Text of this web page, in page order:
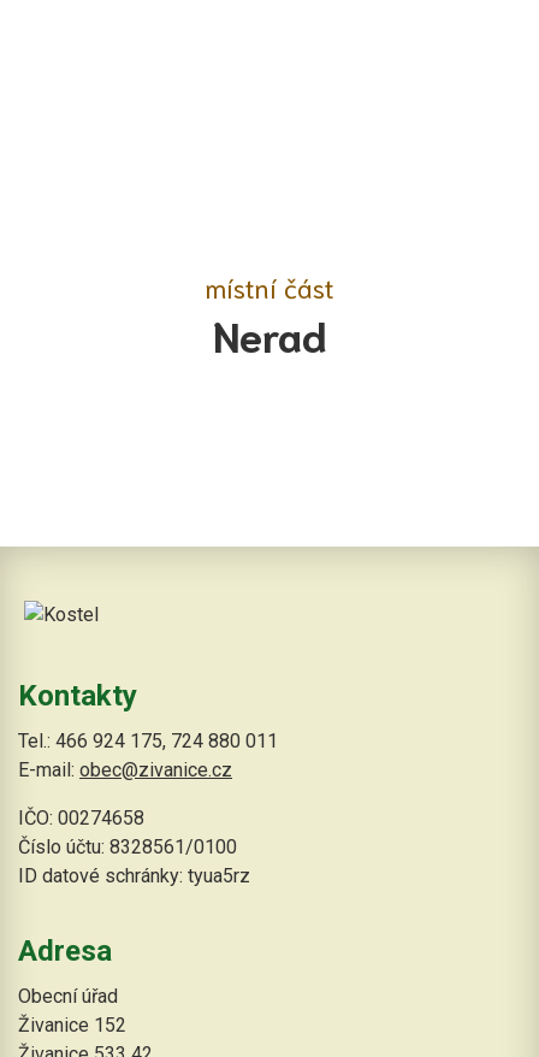
místní část
Nerad
Kontakty
Tel.: 466 924 175, 724 880 011
E-mail: obec@zivanice.cz
IČO: 00274658
Číslo účtu: 8328561/0100
ID datové schránky: tyua5rz
Adresa
Obecní úřad
Živanice 152